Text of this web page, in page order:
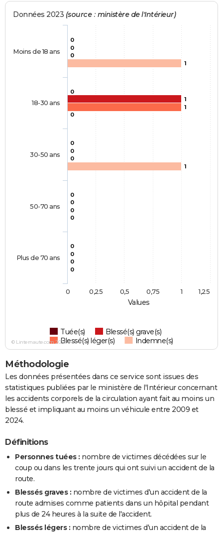
Values
Données 2023 (source : ministère de l'Intérieur)
0
0
0
0
0
0
1
0
0
0
0
1
0
0
0
1
0
1
0
0
Tuée(s)
Blessé(s) grave(s)
Blessé(s) léger(s)
Indemne(s)
Moins de 18 ans
18-30 ans
30-50 ans
50-70 ans
Plus de 70 ans
0 1
0,25 0,5 0,75 1,25
© Linternaute.com 2026
Méthodologie
Les données présentées dans ce service sont issues des
statistiques publiées par le ministère de l'Intérieur concernant
les accidents corporels de la circulation ayant fait au moins un
blessé et impliquant au moins un véhicule entre 2009 et
2024.
Définitions
Personnes tuées : nombre de victimes décédées sur le
coup ou dans les trente jours qui ont suivi un accident de la
route.
Blessés graves : nombre de victimes d'un accident de la
route admises comme patients dans un hôpital pendant
plus de 24 heures à la suite de l'accident.
Blessés légers : nombre de victimes d'un accident de la